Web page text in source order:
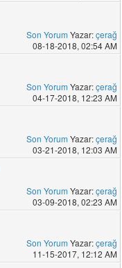
Son Yorum Yazar:çerağ
08-18-2018, 02:54 AM
Son Yorum Yazar:çerağ
04-17-2018, 12:23 AM
Son Yorum Yazar:çerağ
03-21-2018, 12:03 AM
Son Yorum Yazar:çerağ
03-09-2018, 02:23 AM
Son Yorum Yazar:çerağ
11-15-2017, 12:12 AM